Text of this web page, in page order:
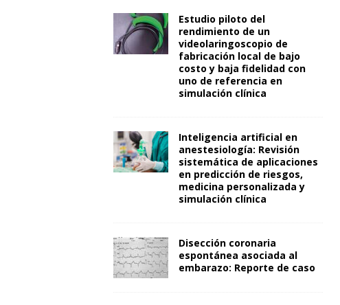
Estudio piloto del
rendimiento de un
videolaringoscopio de
fabricación local de bajo
costo y baja fidelidad con
uno de referencia en
simulación clínica
Inteligencia artificial en
anestesiología: Revisión
sistemática de aplicaciones
en predicción de riesgos,
medicina personalizada y
simulación clínica
Disección coronaria
espontánea asociada al
embarazo: Reporte de caso